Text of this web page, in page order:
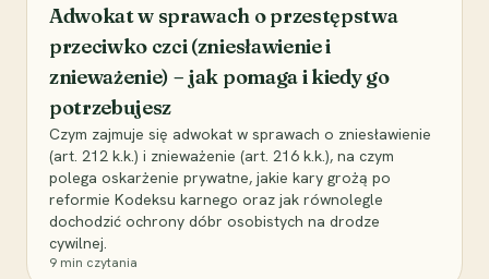
Adwokat w sprawach o przestępstwa
przeciwko czci (zniesławienie i
znieważenie) – jak pomaga i kiedy go
potrzebujesz
Czym zajmuje się adwokat w sprawach o zniesławienie
(art. 212 k.k.) i znieważenie (art. 216 k.k.), na czym
polega oskarżenie prywatne, jakie kary grożą po
reformie Kodeksu karnego oraz jak równolegle
dochodzić ochrony dóbr osobistych na drodze
cywilnej.
9 min czytania